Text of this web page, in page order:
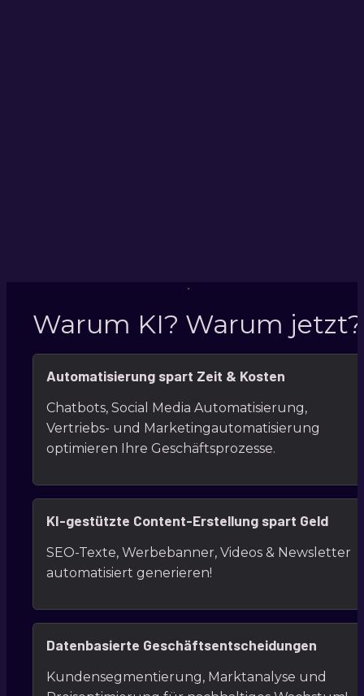
Warum KI? Warum jetzt?
Automatisierung spart Zeit & Kosten
Chatbots, Social Media Automatisierung,
Vertriebs- und Marketingautomatisierung
optimieren Ihre Geschäftsprozesse.
KI-gestützte Content-Erstellung spart Geld
SEO-Texte, Werbebanner, Videos & Newsletter
automatisiert generieren!
Datenbasierte Geschäftsentscheidungen
Kundensegmentierung, Marktanalyse und